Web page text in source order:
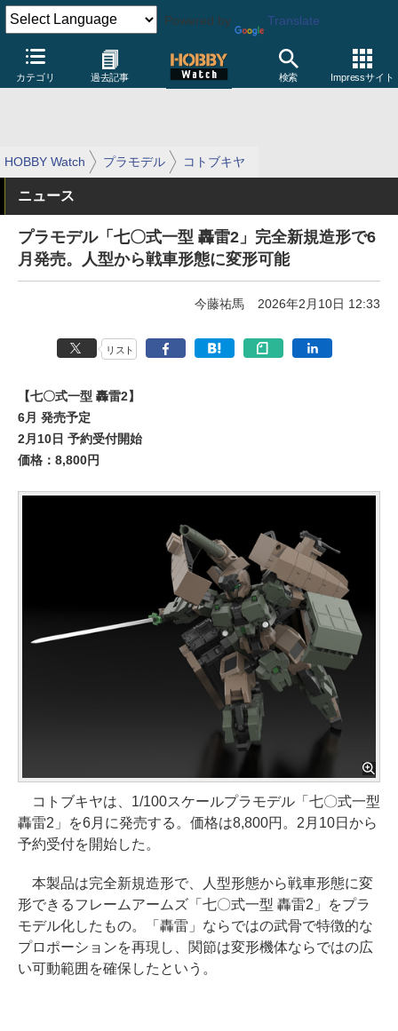
Powered by Translate
カテゴリ 過去記事 検索 Impressサイト
HOBBY Watch プラモデル コトブキヤ
ニュース
プラモデル「七〇式一型 轟雷2」完全新規造形で6
月発売。人型から戦車形態に変形可能
今藤祐馬 2026年2月10日 12:33
リスト
【七〇式一型 轟雷2】
6月 発売予定
2月10日 予約受付開始
価格：8,800円
コトブキヤは、1/100スケールプラモデル「七〇式一型
轟雷2」を6月に発売する。価格は8,800円。2月10日から
予約受付を開始した。
本製品は完全新規造形で、人型形態から戦車形態に変
形できるフレームアームズ「七〇式一型 轟雷2」をプラ
モデル化したもの。「轟雷」ならではの武骨で特徴的な
プロポーションを再現し、関節は変形機体ならではの広
い可動範囲を確保したという。